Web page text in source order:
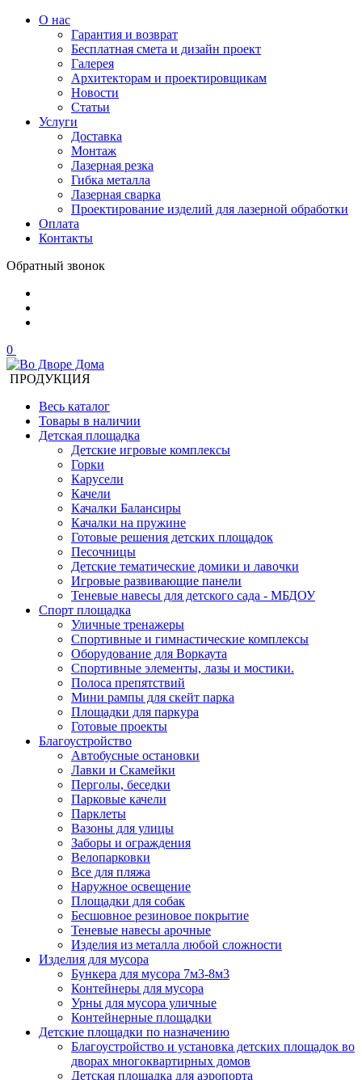
О нас
Гарантия и возврат
Бесплатная смета и дизайн проект
Галерея
Архитекторам и проектировщикам
Новости
Статьи
Услуги
Доставка
Монтаж
Лазерная резка
Гибка металла
Лазерная сварка
Проектирование изделий для лазерной обработки
Оплата
Контакты
Обратный звонок
0
ПРОДУКЦИЯ
Весь каталог
Товары в наличии
Детская площадка
Детские игровые комплексы
Горки
Карусели
Качели
Качалки Балансиры
Качалки на пружине
Готовые решения детских площадок
Песочницы
Детские тематические домики и лавочки
Игровые развивающие панели
Теневые навесы для детского сада - МБДОУ
Спорт площадка
Уличные тренажеры
Спортивные и гимнастические комплексы
Оборудование для Воркаута
Спортивные элементы, лазы и мостики.
Полоса препятствий
Мини рампы для скейт парка
Площадки для паркура
Готовые проекты
Благоустройство
Автобусные остановки
Лавки и Скамейки
Перголы, беседки
Парковые качели
Парклеты
Вазоны для улицы
Заборы и ограждения
Велопарковки
Все для пляжа
Наружное освещение
Площадки для собак
Бесшовное резиновое покрытие
Теневые навесы арочные
Изделия из металла любой сложности
Изделия для мусора
Бункера для мусора 7м3-8м3
Контейнеры для мусора
Урны для мусора уличные
Контейнерные площадки
Детские площадки по назначению
Благоустройство и установка детских площадок во
дворах многоквартирных домов
Детская площадка для аэропорта